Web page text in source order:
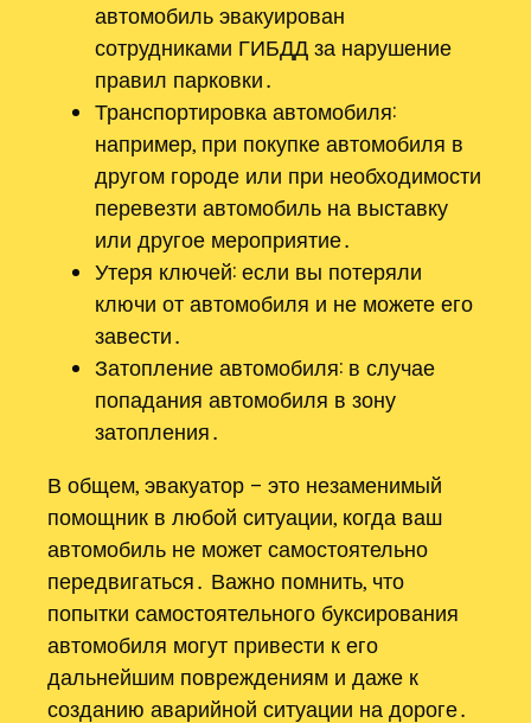
автомобиль эвакуирован
сотрудниками ГИБДД за нарушение
правил парковки․
Транспортировка автомобиля:
например, при покупке автомобиля в
другом городе или при необходимости
перевезти автомобиль на выставку
или другое мероприятие․
Утеря ключей: если вы потеряли
ключи от автомобиля и не можете его
завести․
Затопление автомобиля: в случае
попадания автомобиля в зону
затопления․
В общем, эвакуатор – это незаменимый
помощник в любой ситуации, когда ваш
автомобиль не может самостоятельно
передвигаться․ Важно помнить, что
попытки самостоятельного буксирования
автомобиля могут привести к его
дальнейшим повреждениям и даже к
созданию аварийной ситуации на дороге․